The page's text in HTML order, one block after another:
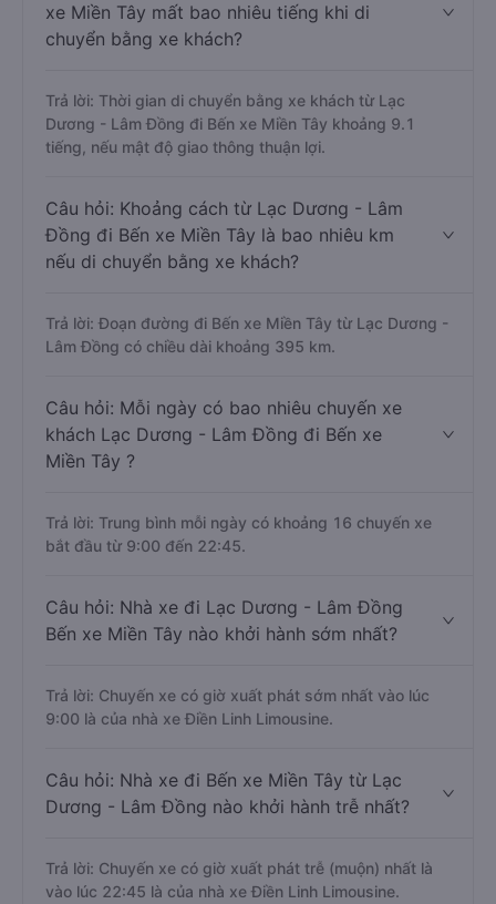
xe Miền Tây mất bao nhiêu tiếng khi di
chuyển bằng xe khách?
Trả lời: Thời gian di chuyển bằng xe khách từ Lạc
Dương - Lâm Đồng đi Bến xe Miền Tây khoảng 9.1
tiếng, nếu mật độ giao thông thuận lợi.
Câu hỏi: Khoảng cách từ Lạc Dương - Lâm
Đồng đi Bến xe Miền Tây là bao nhiêu km
nếu di chuyển bằng xe khách?
Trả lời: Đoạn đường đi Bến xe Miền Tây từ Lạc Dương -
Lâm Đồng có chiều dài khoảng 395 km.
Câu hỏi: Mỗi ngày có bao nhiêu chuyến xe
khách Lạc Dương - Lâm Đồng đi Bến xe
Miền Tây ?
Trả lời: Trung bình mỗi ngày có khoảng 16 chuyến xe
bắt đầu từ 9:00 đến 22:45.
Câu hỏi: Nhà xe đi Lạc Dương - Lâm Đồng
Bến xe Miền Tây nào khởi hành sớm nhất?
Trả lời: Chuyến xe có giờ xuất phát sớm nhất vào lúc
9:00 là của nhà xe Điền Linh Limousine.
Câu hỏi: Nhà xe đi Bến xe Miền Tây từ Lạc
Dương - Lâm Đồng nào khởi hành trễ nhất?
Trả lời: Chuyến xe có giờ xuất phát trễ (muộn) nhất là
vào lúc 22:45 là của nhà xe Điền Linh Limousine.